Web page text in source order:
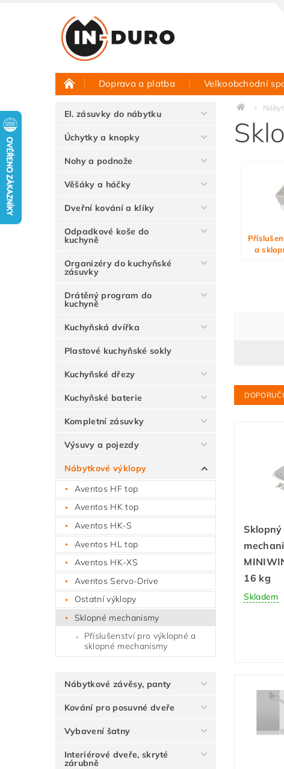
Doprava a platba Velkoobchodní
Půjčovna vzorků Hodnocení obchodu
El. zásuvky do nábytku
Úchytky a knopky
Nohy a podnože
Věšáky a háčky
Dveřní kování a kliky
Odpadkové koše do
kuchyně
Organizéry do kuchyňské
zásuvky
Drátěný program do
kuchyně
Kuchyňská dvířka
Plastové kuchyňské sokly
Kuchyňské dřezy
Kuchyňské baterie
Kompletní zásuvky
Výsuvy a pojezdy
Nábytkové výklopy
Aventos HF top
Aventos HK top
Aventos HK-S
Aventos HL top
Aventos HK-XS
Aventos Servo-Drive
Ostatní výklopy
Sklopné mechanismy
Příslušenství pro výklopné a
sklopné mechanismy
Nábytkové závěsy, panty
Kování pro posuvné dveře
Vybavení šatny
Interiérové dveře, skryté
zárubně
a
Sklopný
16 kg
Skladem